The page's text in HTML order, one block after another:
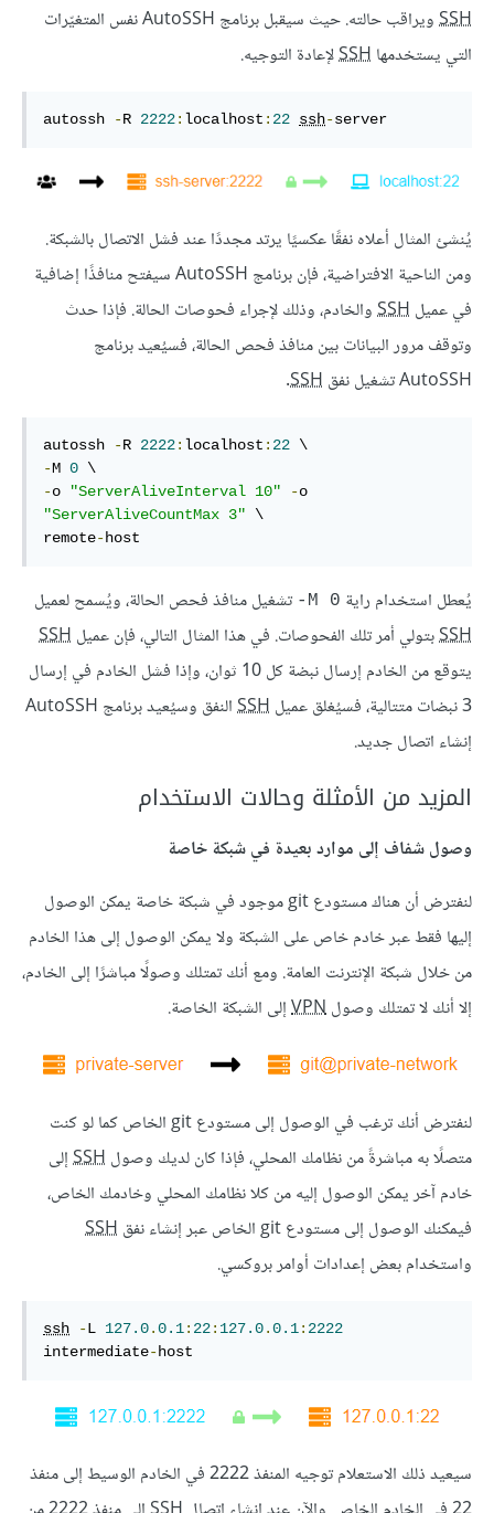
SSH
ويراقب حالته. حيث سيقبل برنامج AutoSSH نفس المتغيّرات
التي يستخدمها SSHلإعادة التوجيه.
autossh -R 2222: localhost : 22 ssh-server
يُنشئ المثال أعلاه نفقًا عكسيًا يرتد مجددًا عند فشل الاتصال بالشبكة.
ومن الناحية الافتراضية، فإن برنامج AutoSSH سيفتح منافذًا إضافية
في عميل SSHوالخادم، وذلك لإجراء فحوصات الحالة. فإذا حدث
وتوقف مرور البيانات بين منافذ فحص الحالة، فسيُعيد برنامج
AutoSSH تشغيل نفق
SSH
.
autossh -R 2222: localhost : 22
-M 0
-o "ServerAliveInterval 10" -
"ServerAliveCountMax 3" \
remote-host
يُعطل استخدام راية M 0-
تشغيل منافذ فحص الحالة، ويُسمح لعميل
SSHبتولي أمر تلك الفحوصات. في هذا المثال التالي، فإن عميل SSH
يتوقع من الخادم إرسال نبضة كل 10 ثوان، وإذا فشل الخادم في إرسال
3 نبضات متتالية، فسيُغلق عميل
SSH
النفق وسيُعيد برنامج AutoSSH
إنشاء اتصال جديد.
المزيد من الأمثلة وحالات الاستخدام
وصول شفاف إلى موارد بعيدة في شبكة خاصة
لنفترض أن هناك مستودع git موجود في شبكة خاصة يمكن الوصول
إليها فقط عبر خادم خاص على الشبكة ولا يمكن الوصول إلى هذا الخادم
من خلال شبكة الإنترنت العامة. ومع أنك تمتلك وصولًا مباشرًا إلى الخادم،
إلا أنك لا تمتلك وصولVPNإلى الشبكة الخاصة.
لنفترض أنك ترغب في الوصول إلى مستودع git الخاص كما لو كنت
متصلًا به مباشرةً من نظامك المحلي، فإذا كان لديك وصول SSHإلى
خادم آخر يمكن الوصول إليه من كلا نظامك المحلي وخادمك الخاص،
فيمكنك الوصول إلى مستودع git الخاص عبر إنشاء نفق
SSH
واستخدام بعض إعدادات أوامر بروكسي.
ssh -L 127.0.0.1: 22: 127.0.0.1: 2222
intermediate-host
سيعيد ذلك الاستعلام توجيه المنفذ 2222 في الخادم الوسيط إلى منفذ